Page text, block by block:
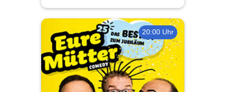
20:00 Uhr